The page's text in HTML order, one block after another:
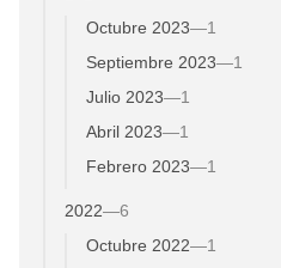
Octubre 2023—1
Septiembre 2023—1
Julio 2023—1
Abril 2023—1
Febrero 2023—1
2022—6
Octubre 2022—1